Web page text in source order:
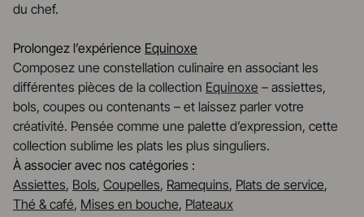
du chef.
Prolongez l’expérience Equinoxe
Composez une constellation culinaire en associant les
différentes pièces de la collection Equinoxe – assiettes,
bols, coupes ou contenants – et laissez parler votre
créativité. Pensée comme une palette d’expression, cette
collection sublime les plats les plus singuliers.
À associer avec nos catégories :
Assiettes, Bols, Coupelles, Ramequins, Plats de service,
Thé & café, Mises en bouche, Plateaux